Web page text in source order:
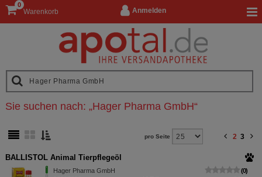
Anmelden
Warenkorb
0
Sie suchen nach: „Hager Pharma GmbH“
pro Seite 2 3
BALLISTOL Animal Tierpflegeöl
Hager Pharma GmbH
0